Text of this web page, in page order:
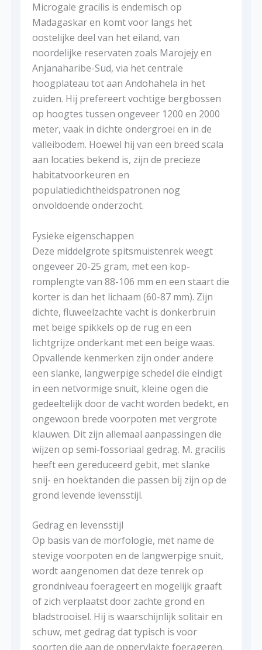
Microgale gracilis is endemisch op
Madagaskar en komt voor langs het
oostelijke deel van het eiland, van
noordelijke reservaten zoals Marojejy en
Anjanaharibe-Sud, via het centrale
hoogplateau tot aan Andohahela in het
zuiden. Hij prefereert vochtige bergbossen
op hoogtes tussen ongeveer 1200 en 2000
meter, vaak in dichte ondergroei en in de
valleibodem. Hoewel hij van een breed scala
aan locaties bekend is, zijn de precieze
habitatvoorkeuren en
populatiedichtheidspatronen nog
onvoldoende onderzocht.
Fysieke eigenschappen
Deze middelgrote spitsmuistenrek weegt
ongeveer 20-25 gram, met een kop-
romplengte van 88-106 mm en een staart die
korter is dan het lichaam (60-87 mm). Zijn
dichte, fluweelzachte vacht is donkerbruin
met beige spikkels op de rug en een
lichtgrijze onderkant met een beige waas.
Opvallende kenmerken zijn onder andere
een slanke, langwerpige schedel die eindigt
in een netvormige snuit, kleine ogen die
gedeeltelijk door de vacht worden bedekt, en
ongewoon brede voorpoten met vergrote
klauwen. Dit zijn allemaal aanpassingen die
wijzen op semi-fossoriaal gedrag. M. gracilis
heeft een gereduceerd gebit, met slanke
snij- en hoektanden die passen bij zijn op de
grond levende levensstijl.
Gedrag en levensstijl
Op basis van de morfologie, met name de
stevige voorpoten en de langwerpige snuit,
wordt aangenomen dat deze tenrek op
grondniveau foerageert en mogelijk graaft
of zich verplaatst door zachte grond en
bladstrooisel. Hij is waarschijnlijk solitair en
schuw, met gedrag dat typisch is voor
soorten die aan de oppervlakte foerageren.